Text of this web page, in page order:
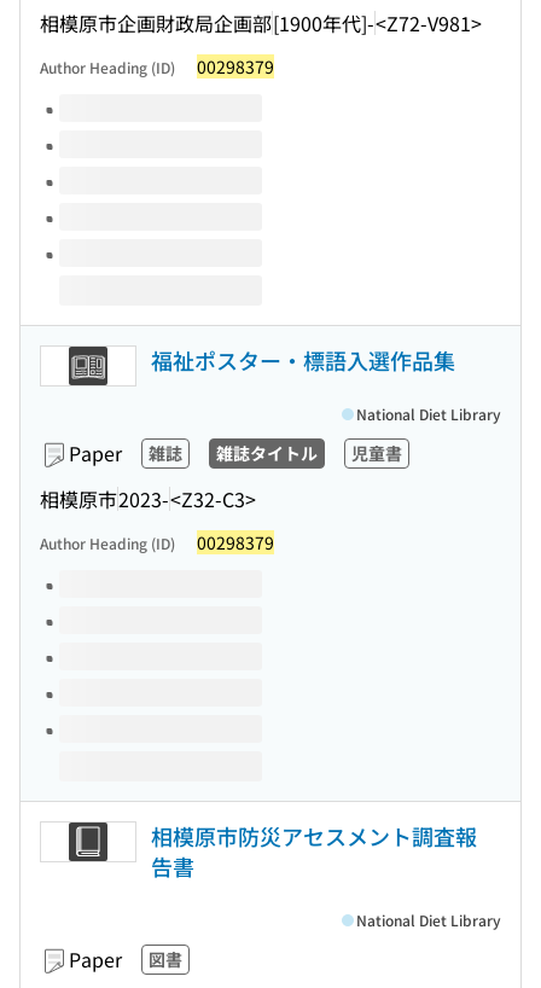
相模原市企画財政局企画部[1900年代]-<Z72-V981>
Author Heading (ID) 00298379
Volumes of this title
福祉ポスター・標語入選作品集
Paper 雑誌 雑誌タイトル 児童書
相模原市2023-<Z32-C3>
National Diet Library
Author Heading (ID) 00298379
Volumes of this title
相模原市防災アセスメント調査報
告書
Paper 図書
National Diet Library